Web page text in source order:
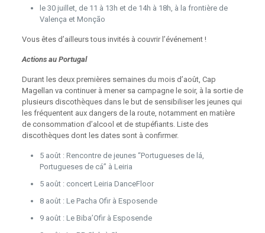
le 30 juillet, de 11 à 13h et de 14h à 18h, à la frontière de
Valença et Monção
Vous êtes d’ailleurs tous invités à couvrir l’événement !
Actions au Portugal
Durant les deux premières semaines du mois d’août, Cap
Magellan va continuer à mener sa campagne le soir, à la sortie de
plusieurs discothèques dans le but de sensibiliser les jeunes qui
les fréquentent aux dangers de la route, notamment en matière
de consommation d’alcool et de stupéfiants. Liste des
discothèques dont les dates sont à confirmer.
5 août : Rencontre de jeunes “Portugueses de lá,
Portugueses de cá” à Leiria
5 août : concert Leiria DanceFloor
8 août : Le Pacha Ofir à Esposende
9 août : Le Biba’Ofir à Esposende